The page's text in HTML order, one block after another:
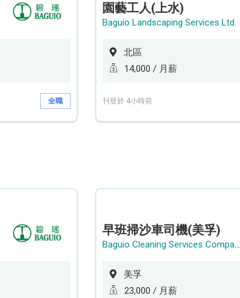
全職
園藝工人(上水)
Baguio Landscaping Services Ltd.
北區
14,000 / 月薪
刊登於 4小時前
早班掃沙車司機(美孚)
Baguio Cleaning Services Company Limited
美孚
23,000 / 月薪